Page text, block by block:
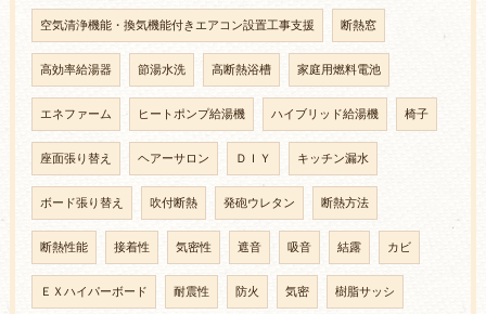
空気清浄機能・換気機能付きエアコン設置工事支援 断熱窓
高効率給湯器 節湯水洗 高断熱浴槽 家庭用燃料電池
エネファーム ヒートポンプ給湯機 ハイブリッド給湯機 椅子
座面張り替え ヘアーサロン ＤＩＹ キッチン漏水
ボード張り替え 吹付断熱 発砲ウレタン 断熱方法
断熱性能 接着性 気密性 遮音 吸音 結露 カビ
ＥＸハイパーボード 耐震性 防火 気密 樹脂サッシ